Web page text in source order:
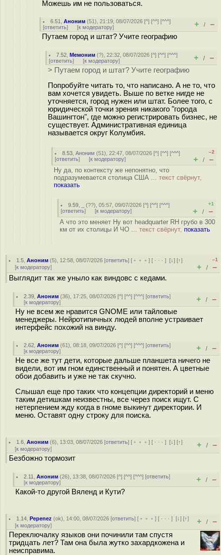
Можешь им не пользоваться.
6.51 ,Аноним (51), 21:19, 08/07/2026 [^] [^^] [^^^]
[ответить] [к модератору] + / –
Путаем город и штат? Учите географию
7.52 ,Мемоним (?), 22:32, 08/07/2026 [^] [^^] [^^^]
[ответить] [к модератору] + / –
> Путаем город и штат? Учите географию
Попробуйте читать то, что написано. А не то, что
вам хочется увидеть. Выше по ветке нигде не
уточняется, город нужен или штат. Более того, с
юридической точки зрения никакого "города
Вашингтон", где можно регистрировать бизнес, не
существует. Административная единица
называется округ Колумбия.
8.53 ,Аноним (51), 22:47, 08/07/2026 [^] [^^] [^^^]
[ответить] [к модератору]
–2
+ / –
Ну да, по контексту же непонятно, что
подразумевается столица США ... текст свёрнут,
показать
9.59 (??), 05:57, 09/07/2026 [^] [^^] [^^^]
[ответить] [к модератору]
+1
+ / –
А что это меняет Ну вот headquarter RH грубо в 300
км от их столицы И ЧО ... текст свёрнут, показать
1.5 ,Аноним (5), 12:58, 08/07/2026 [ответить] [ ﹢﹢﹢] [ · · ·][↓] [↑]
[к модератору]
–1
+ / –
Выглядит так же уныло как виндовс с кедами.
2.39 ,Аноним (36), 17:25, 08/07/2026 [^] [^^] [^^^] [ответить]
[к модератору] + / –
Ну не всем же нравится GNOME или тайловые
менеджеры. Нейротипичных людей вполне устраивает
интерфейс похожий на винду.
2.62 ,Аноним (61), 08:18, 09/07/2026 [^] [^^] [^^^] [ответить]
[к модератору] + / –
Не все же тут дети, которые дальше планшета ничего не
видели, вот им гном единственный и понятен. А цветные
обои добавить и уже не так скучно.
Слышал еще про таких что концепции директорий и меню
таким детишкам неизвестны, все через поиск ищут. С
нетерпением жду когда в гноме выкинут директории. И
меню. Оставят одну строку для поиска.
1.6 ,Аноним (6), 13:03, 08/07/2026 [ответить] [ ﹢﹢﹢] [ · · ·][↓] [↑]
[к модератору] + / –
Безбожно тормозит
2.11 ,Аноним (26), 13:38, 08/07/2026 [^] [^^] [^^^] [ответить]
[к модератору] + / –
Какой-то другой Вяленд и Кути?
1.14 ,Pepenez (ok), 14:00, 08/07/2026 [ответить] [ ﹢﹢﹢] [ · · ·][↓] [↑]
[к модератору] + / –
Переключалку языков они починили там спустя
тридцать лет? Там она была жутко захардкожена и
неисправима.